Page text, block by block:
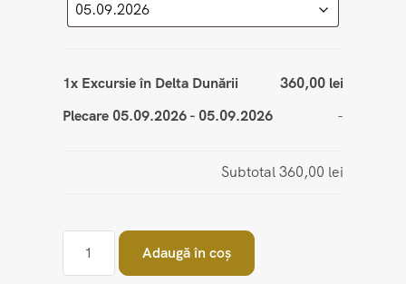
1x Excursie în Delta Dunării
360,00 lei
Plecare 05.09.2026- 05.09.2026 -
Subtotal360,00 lei
Adaugă în coș